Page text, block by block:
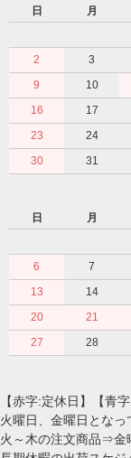
日
月
2
3
9
10
16
17
23
24
30
31
日
月
6
7
13
14
20
21
27
28
【赤字:定休日】【青
火曜日、金曜日とな
火～木の注文商品⇒金